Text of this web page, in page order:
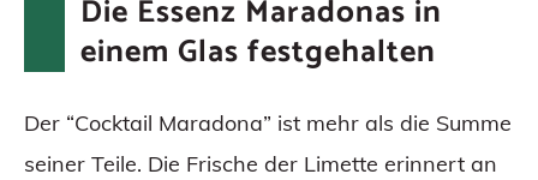
Die Essenz Maradonas in
einem Glas festgehalten
Der “Cocktail Maradona” ist mehr als die Summe
seiner Teile. Die Frische der Limette erinnert an